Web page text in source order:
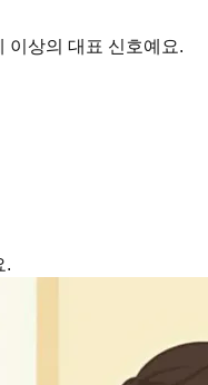
이상의 대표 신호예요.
.